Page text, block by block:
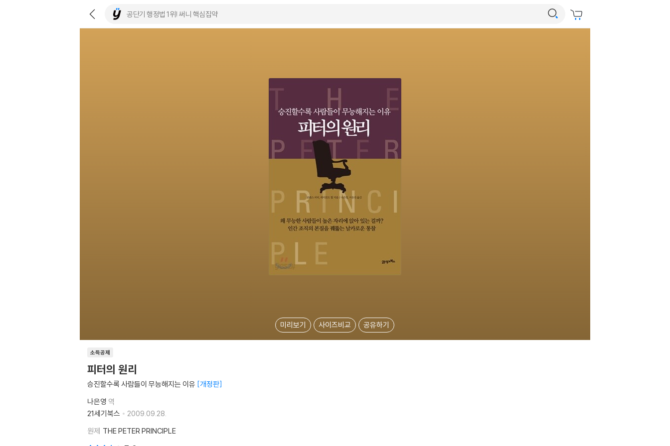
미리보기 사이즈비교 공유하기
소득공제
피터의 원리
승진할수록 사람들이 무능해지는 이유 개정판
나은영 역
21세기북스
2009.09.28.
원제 THE PETER PRINCIPLE